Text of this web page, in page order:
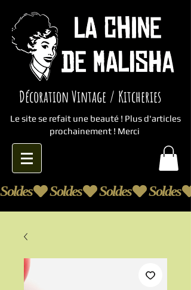
Décoration Vintage / Kitcheries
Le site se refait une beauté ! Plus d'articles
prochainement ! Merci
Soldes